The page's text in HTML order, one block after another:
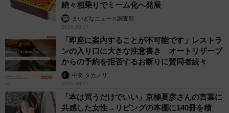
続々相乗りでミーム化へ発展
まいどなニュース調査部
2026.08.07
「即座に案内することが不可能です」レストラ
ンの入り口に大きな注意書き オートリザーブ
からの予約を拒否するお断りに賛同者続々
中将 タカノリ
2026.08.07
「本は買うだけでいい」京極夏彦さんの言葉に
共感した女性→リビングの本棚に140冊を積